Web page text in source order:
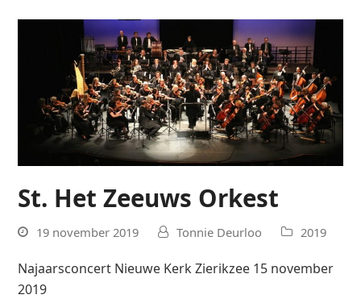
St. Het Zeeuws Orkest
19 november 2019 Tonnie Deurloo 2019
Najaarsconcert Nieuwe Kerk Zierikzee 15 november
2019